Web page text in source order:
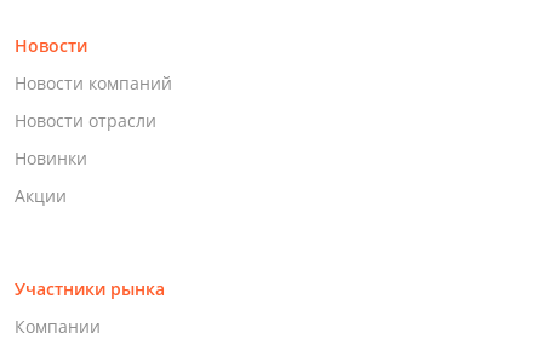
Новости
Новости компаний
Новости отрасли
Новинки
Акции
Участники рынка
Компании